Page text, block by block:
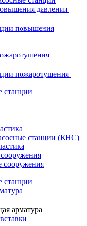
давления
повышения
пожаротушения
станции
станции (КНС)
сооружения
станции
арматура